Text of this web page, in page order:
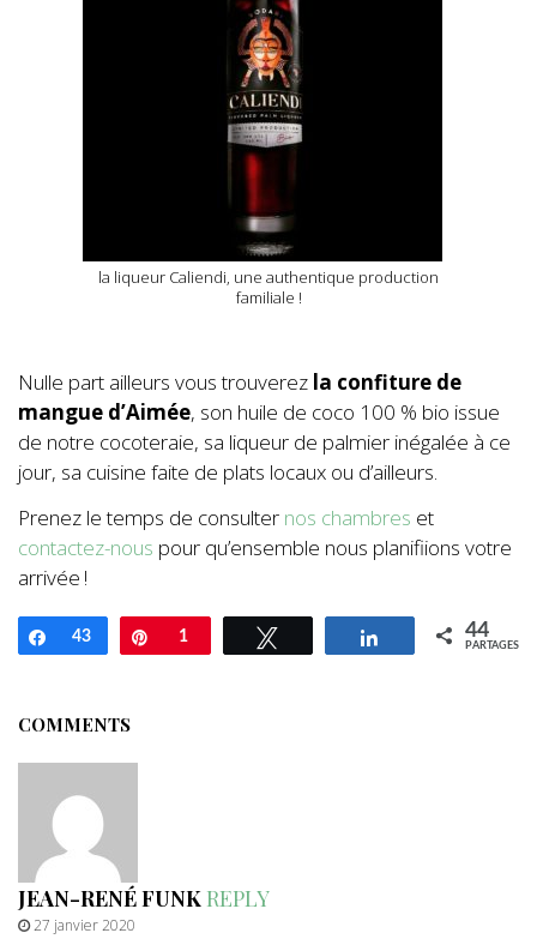
la liqueur Caliendi, une authentique production
familiale !
Nulle part ailleurs vous trouverez la confiture de
mangue d’Aimée, son huile de coco 100 % bio issue
de notre cocoteraie, sa liqueur de palmier inégalée à ce
jour, sa cuisine faite de plats locaux ou d’ailleurs.
Prenez le temps de consulter nos chambres et
contactez-nous pour qu’ensemble nous planifiions votre
arrivée !
Partagez
43 Enregistrer
1 Partagez 44
PARTAGES
COMMENTS
JEAN-RENÉ FUNKREPLY
27 janvier 2020